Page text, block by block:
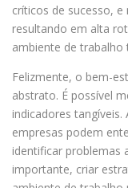
críticos de sucesso,
resultando em alta
ambiente de trabalho
Felizmente, o bem-
abstrato. É possível
indicadores
empresas podem
identificar problemas
importante, criar